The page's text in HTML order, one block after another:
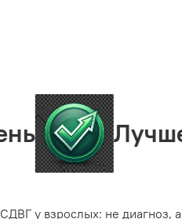
Лучшее
СДВГ у взрослых: не диагноз,